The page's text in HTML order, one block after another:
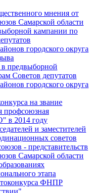
мнения от
Самарской области
кампании по
городского округа
предвыборной
Советов депутатов
городского округа
на звание
профсоюзная
в 2014 году
и заместителей
советов
- представительств
Самарской области
этапа
ФНПР